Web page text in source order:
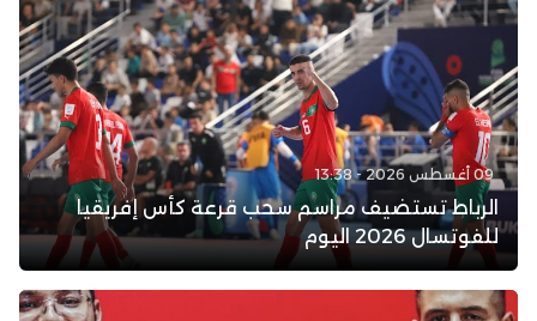
09 أغسطس 2026 - 13:38
الرباط تستضيف مراسم سحب قرعة كأس إفريقيا
للفوتسال 2026 اليوم